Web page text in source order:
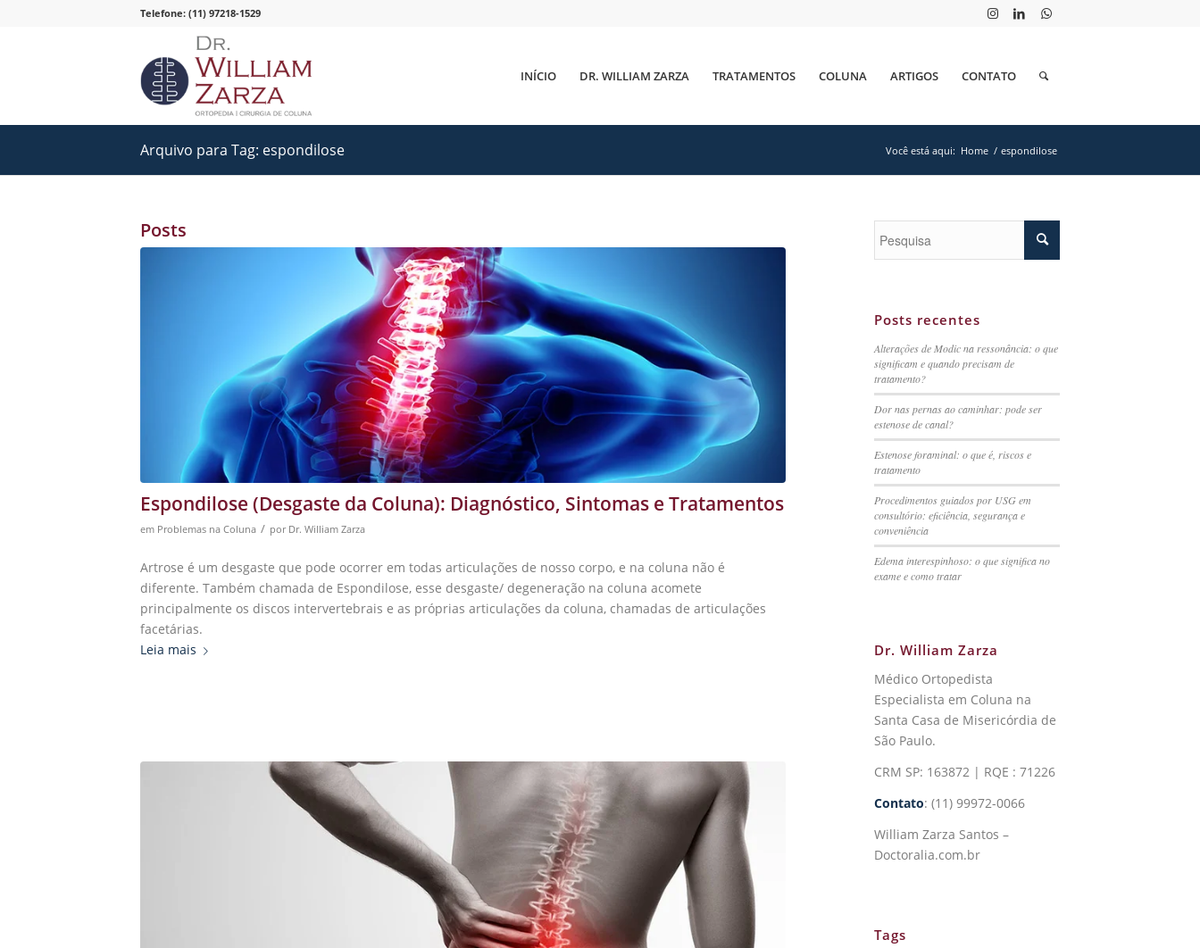
Telefone: (11) 97218-1529
INÍCIO DR. WILLIAM ZARZA TRATAMENTOS COLUNA ARTIGOS CONTATO
Arquivo para Tag: espondilose Você está aqui: Home / espondilose
Posts
Espondilose (Desgaste da Coluna): Diagnóstico, Sintomas e Tratamentos
em Problemas na Coluna / por Dr. William Zarza
Artrose é um desgaste que pode ocorrer em todas articulações de nosso corpo, e na coluna não é
diferente. Também chamada de Espondilose, esse desgaste/ degeneração na coluna acomete
principalmente os discos intervertebrais e as próprias articulações da coluna, chamadas de articulações
facetárias.
Leia mais
Posts recentes
Alterações de Modic na ressonância: o que
significam e quando precisam de
tratamento?
Dor nas pernas ao caminhar: pode ser
estenose de canal?
Estenose foraminal: o que é, riscos e
tratamento
Procedimentos guiados por USG em
consultório: eficiência, segurança e
conveniência
Edema interespinhoso: o que significa no
exame e como tratar
Dr. William Zarza
Médico Ortopedista
Especialista em Coluna na
Santa Casa de Misericórdia de
São Paulo.
CRM SP: 163872 | RQE : 71226
Contato: (11) 99972-0066
William Zarza Santos –
Doctoralia.com.br
Tags